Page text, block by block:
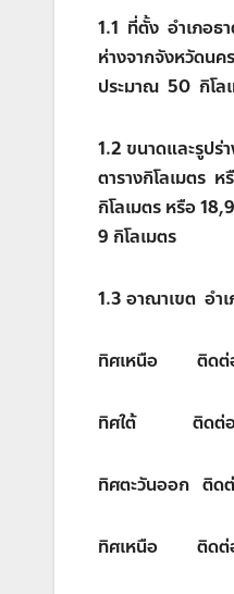
1.1 ที่ตั้ง อำเภอธ
ห่างจากจังหวัดน
ประมาณ 50 กิโล
1.2 ขนาดและรูป
ตารางกิโลเมตร
กิโลเมตร หรือ
9 กิโลเมตร
1.3 อาณาเขต อำ
ทิศเหนือ ติดต่อ
ทิศใต้ ติดต่อกับ
ทิศตะวันออก ติด
ทิศเหนือ ติดต่อ